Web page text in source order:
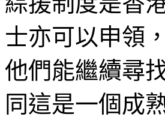
士亦可以申領
他們能繼續尋
同這是一個成